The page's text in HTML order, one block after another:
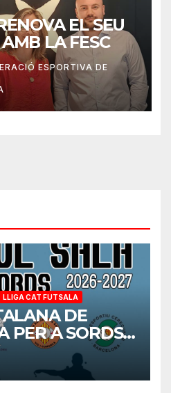
EL SEU
LA FESC
ESPORTIVA DE
LLIGA CAT FUTSALA
DE
PER A SORDS